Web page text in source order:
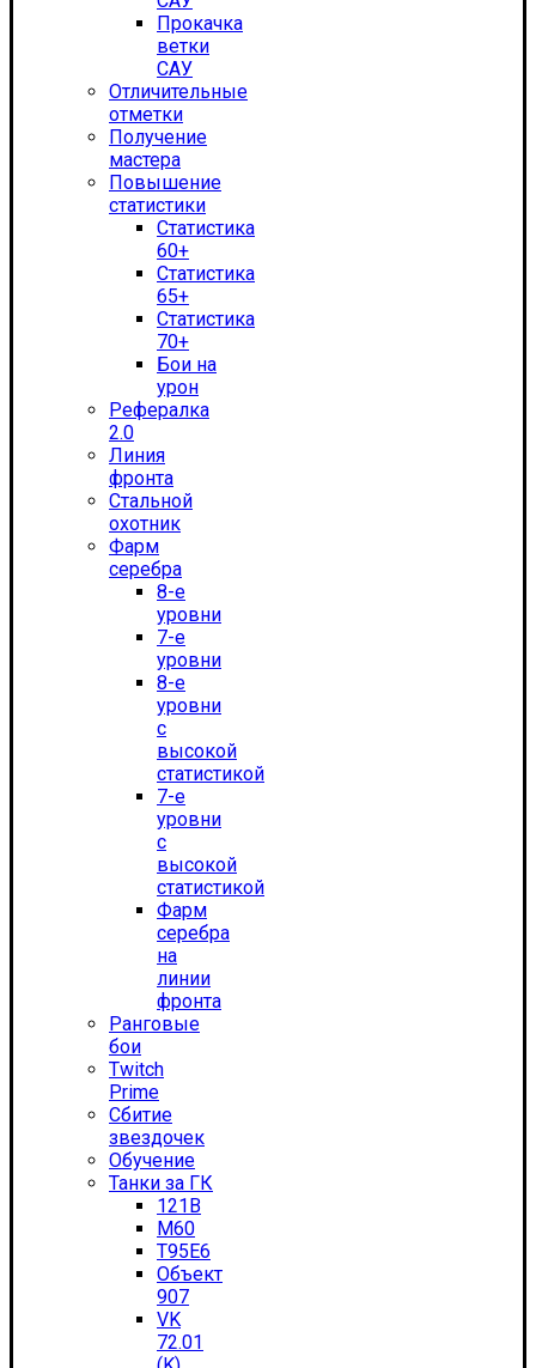
Прокачка
ветки
САУ
Отличительные
отметки
Получение
мастера
Повышение
статистики
Статистика
60+
Статистика
65+
Статистика
70+
Бои на
урон
Рефералка
2.0
Линия
фронта
Стальной
охотник
Фарм
серебра
8-е
уровни
7-е
уровни
8-е
уровни
с
высокой
статистикой
7-е
уровни
с
высокой
статистикой
Фарм
серебра
на
линии
фронта
Ранговые
бои
Twitch
Prime
Сбитие
звездочек
Обучение
Танки за ГК
121B
M60
T95E6
Объект
907
VK
72.01